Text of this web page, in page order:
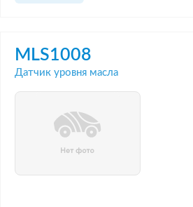
MLS1008
Датчик уровня масла